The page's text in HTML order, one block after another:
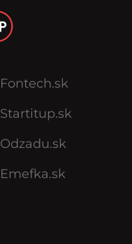
Fontech.sk
Startitup.sk
Odzadu.sk
Emefka.sk